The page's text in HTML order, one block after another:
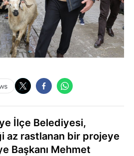
İlçe Belediyesi,
az rastlanan bir projeye
Başkanı Mehmet